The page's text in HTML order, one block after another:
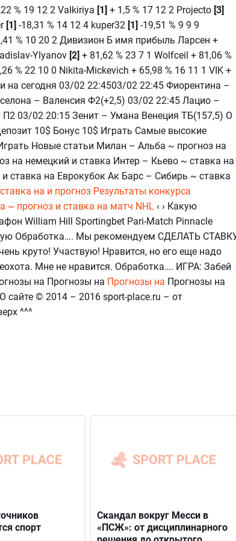
% 19 12 2 Valkiriya [1] + 1,5 % 17 12 2 Projecto [3]
[1] -18,31 % 14 12 4 kuper32 [1] -19,51 % 9 9 9
% 10 20 2 Дивизион Б имя прибыль Ларсен +
Ylyanov [2] + 81,62 % 23 7 1 Wolfceil + 81,06 %
% 22 10 0 Nikita-Mickevich + 65,98 % 16 11 1 VIK +
на сегодня 03/02 22:4503/02 22:45 Фиорентина –
– Валенсия Ф2(+2,5) 03/02 22:45 Лацио –
03/02 20:15 Зенит – Умана Венеция ТБ(157,5) О
10$ Бонус 10$ Играть Самые высокие
Новые статьи Милан – Альба ~ прогноз на
на немецкий и ставка Интер – Кьево ~ ставка на
ставка на Еврокубок Ак Барс – Сибирь ~ ставка
на и прогноз Результаты конкурса
прогноз и ставка на матч NHL ‹ › Какую
William Hill Sportingbet Pari-Match Pinnacle
Обработка…. Мы рекомендуем СДЕЛАТЬ
круто! Участвую! Нравится, но его еще надо
Мне не нравится. Обработка…. ИГРА: Забей
на Прогнозы на Прогнозы на Прогнозы на
сайте © 2014 – 2016 sport-place.ru – от
спорт
Скандал вокруг Месси в
«ПСЖ»: от дисциплинарного